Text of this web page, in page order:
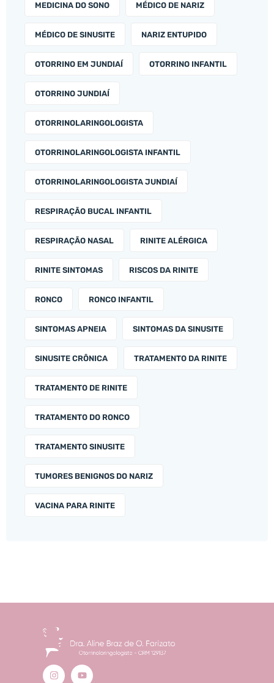
MEDICINA DO SONO MÉDICO DE NARIZ
MÉDICO DE SINUSITE NARIZ ENTUPIDO
OTORRINO EM JUNDIAÍ OTORRINO INFANTIL
OTORRINO JUNDIAÍ
OTORRINOLARINGOLOGISTA
OTORRINOLARINGOLOGISTA INFANTIL
OTORRINOLARINGOLOGISTA JUNDIAÍ
RESPIRAÇÃO BUCAL INFANTIL
RESPIRAÇÃO NASAL RINITE ALÉRGICA
RINITE SINTOMAS RISCOS DA RINITE
RONCO RONCO INFANTIL
SINTOMAS APNEIA SINTOMAS DA SINUSITE
SINUSITE CRÔNICA TRATAMENTO DA RINITE
TRATAMENTO DE RINITE
TRATAMENTO DO RONCO
TRATAMENTO SINUSITE
TUMORES BENIGNOS DO NARIZ
VACINA PARA RINITE